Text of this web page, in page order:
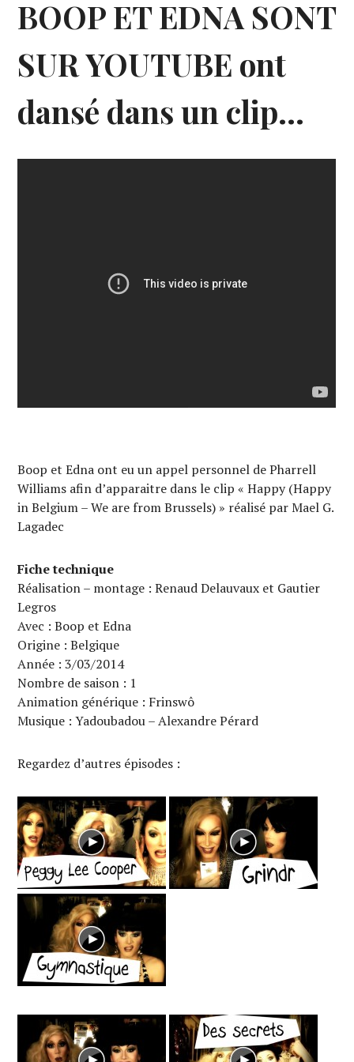
BOOP ET EDNA SONT
SUR YOUTUBE ont
dansé dans un clip…
Boop et Edna ont eu un appel personnel de Pharrell
Williams afin d’apparaitre dans le clip « Happy (Happy
in Belgium – We are from Brussels) » réalisé par Mael G.
Lagadec
Fiche technique
Réalisation – montage : Renaud Delauvaux et Gautier
Legros
Avec : Boop et Edna
Origine : Belgique
Année : 3/03/2014
Nombre de saison : 1
Animation générique : Frinswô
Musique : Yadoubadou – Alexandre Pérard
Regardez d’autres épisodes :